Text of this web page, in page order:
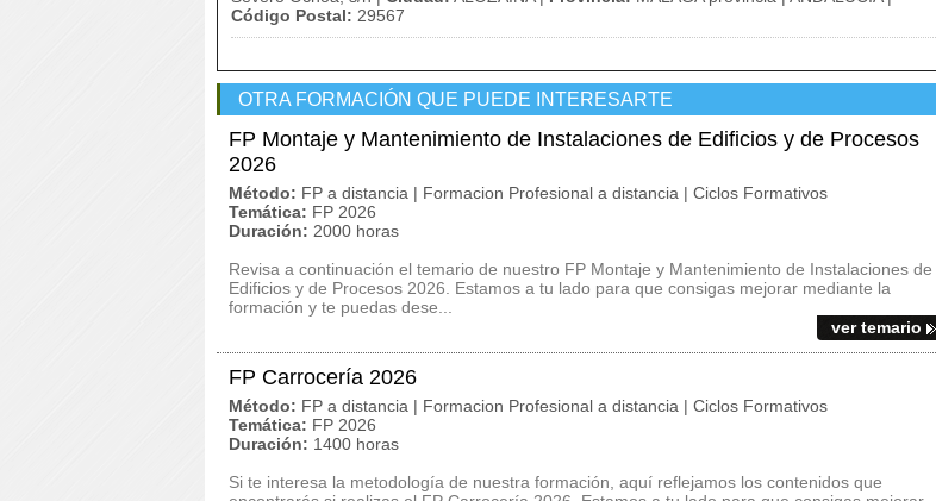
Código Postal: 29567
OTRA FORMACIÓN QUE PUEDE INTERESARTE
FP Montaje y Mantenimiento de Instalaciones de Edificios y de Procesos
2026
Método: FP a distancia | Formacion Profesional a distancia | Ciclos Formativos
Temática: FP 2026
Duración: 2000 horas
Revisa a continuación el temario de nuestro FP Montaje y Mantenimiento de Instalaciones de
Edificios y de Procesos 2026. Estamos a tu lado para que consigas mejorar mediante la
formación y te puedas dese...
ver temario
FP Carrocería 2026
Método: FP a distancia | Formacion Profesional a distancia | Ciclos Formativos
Temática: FP 2026
Duración: 1400 horas
Si te interesa la metodología de nuestra formación, aquí reflejamos los contenidos que